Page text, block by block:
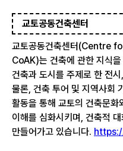
교토공동건축센터
교토공동건축센터
CoAK)는 건축에 관한 지식
건축과 도시를 주제로 한 전
물론, 건축 투어 및 지역사회
활동을 통해 교토의 건축문화
이해를 심화시키며, 건축적
만들어가고 있습니다.